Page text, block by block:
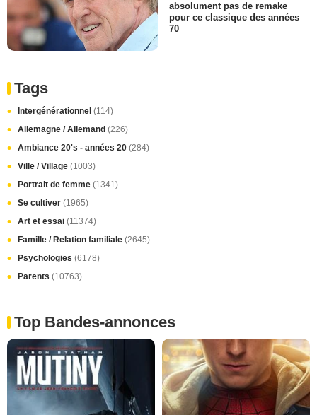
absolument pas de remake
pour ce classique des années
70
Tags
Intergénérationnel (114)
Allemagne / Allemand (226)
Ambiance 20's - années 20 (284)
Ville / Village (1003)
Portrait de femme (1341)
Se cultiver (1965)
Art et essai (11374)
Famille / Relation familiale (2645)
Psychologies (6178)
Parents (10763)
Top Bandes-annonces